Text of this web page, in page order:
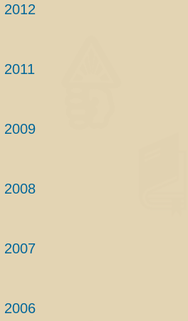
2012
2011
2009
2008
2007
2006